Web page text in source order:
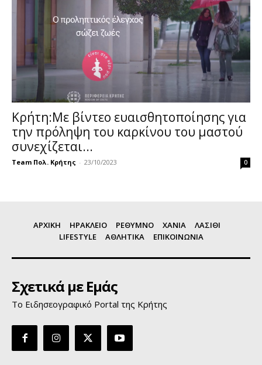
Κρήτη:Με βίντεο ευαισθητοποίησης για
την πρόληψη του καρκίνου του μαστού
συνεχίζεται...
Team Πολ. Κρήτης - 23/10/2023 0
ΑΡΧΙΚΗ ΗΡΑΚΛΕΙΟ ΡΕΘΥΜΝΟ ΧΑΝΙΑ
ΛΑΣΙΘΙ
LIFESTYLE
ΑΘΛΗΤΙΚΑ ΕΠΙΚΟΙΝΩΝΙΑ
Σχετικά με Εμάς
Το Ειδησεογραφικό Portal της Κρήτης